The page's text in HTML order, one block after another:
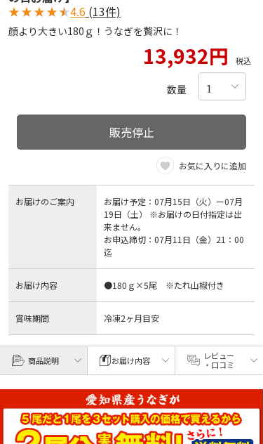
★★★★★4.6 (13件)
顔より大きい180ｇ！うなぎを贅沢に！
13,932円 税込
数量
販売停止
お気に入りに追加
お届けのご案内
お届け予定：07月15日（火）ー07月
19日（土） ※お届けの日付指定は出
来ません。
お申込締切：07月11日（金）21：00
迄
お届け内容 ●180ｇ×5尾 ※たれ山椒付き
賞味期間 冷凍2ヶ月目安
商品説明 お届け内容
レビュー
・口コミ